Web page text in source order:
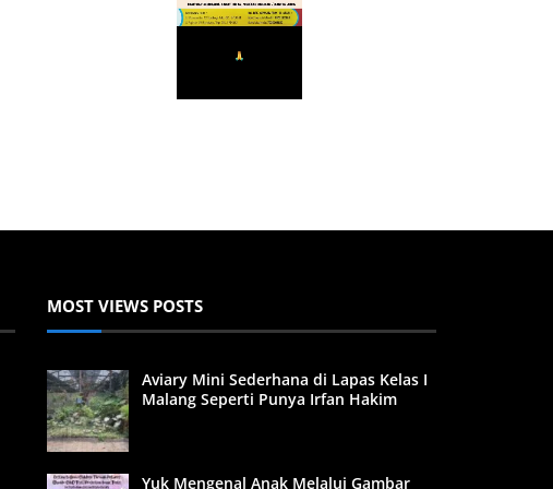
MOST VIEWS POSTS
Aviary Mini Sederhana di Lapas Kelas I
Malang Seperti Punya Irfan Hakim
Yuk Mengenal Anak Melalui Gambar